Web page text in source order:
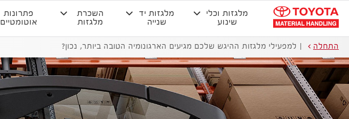
מלגזות וכלי
שינוע
מלגזות יד
שנייה
השכרת
מלגזות
פתרונות
אוטומטיים
התחלה למפעילי מלגזות ההיגש שלכם מגיעים הארגונומיה הטובה ביותר, נכון?